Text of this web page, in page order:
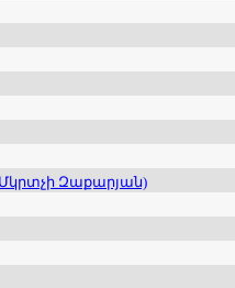
Զաքարյան)